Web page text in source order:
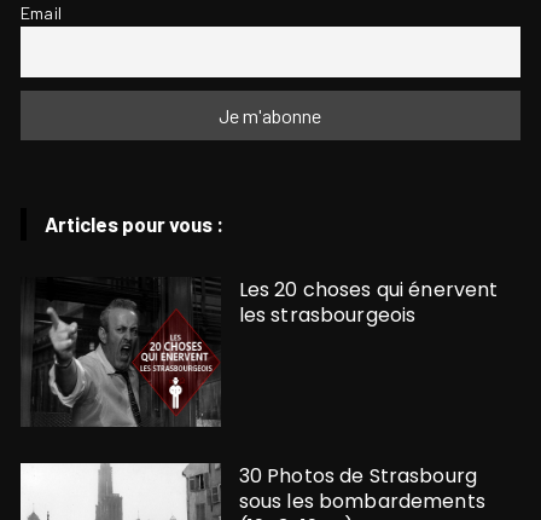
Email
Articles pour vous :
Les 20 choses qui énervent
les strasbourgeois
30 Photos de Strasbourg
sous les bombardements